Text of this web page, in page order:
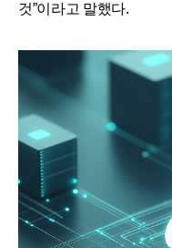
것”이라고 말했다.